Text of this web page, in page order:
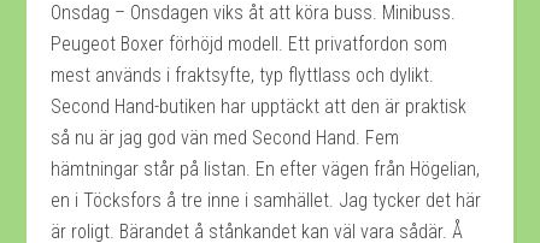
Onsdag – Onsdagen viks åt att köra buss. Minibuss.
Peugeot Boxer förhöjd modell. Ett privatfordon som
mest används i fraktsyfte, typ flyttlass och dylikt.
Second Hand-butiken har upptäckt att den är praktisk
så nu är jag god vän med Second Hand. Fem
hämtningar står på listan. En efter vägen från Högelian,
en i Töcksfors å tre inne i samhället. Jag tycker det här
är roligt. Bärandet å stånkandet kan väl vara sådär. Å